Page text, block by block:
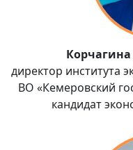
директор института
ВО «Кемеровский
кандидат